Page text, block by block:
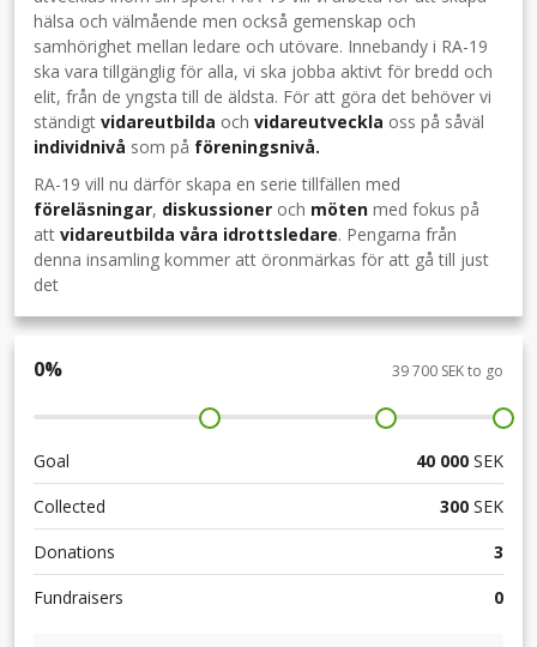
hälsa och välmående men också gemenskap och
samhörighet mellan ledare och utövare. Innebandy i RA-19
ska vara tillgänglig för alla, vi ska jobba aktivt för bredd och
elit, från de yngsta till de äldsta. För att göra det behöver vi
ständigt vidareutbilda och vidareutveckla oss på såväl
individnivå som på föreningsnivå.
RA-19 vill nu därför skapa en serie tillfällen med
föreläsningar, diskussioner och möten med fokus på
att vidareutbilda våra idrottsledare. Pengarna från
denna insamling kommer att öronmärkas för att gå till just
det
0% 39 700 SEK to go
Goal 40 000 SEK
Collected
300 SEK
Donations
3
Fundraisers
0